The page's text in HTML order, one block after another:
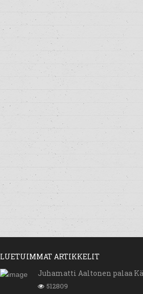
LUETUIMMAT ARTIKKELIT
Juhamatti Aaltonen palaa
512809